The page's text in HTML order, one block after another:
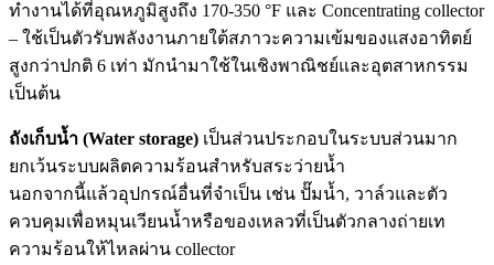
ทำงานได้ที่อุณหภูมิสูงถึง 170-350 °F และ Concentrating collector
– ใช้เป็นตัวรับพลังงานภายใต้สภาวะความเข้มของแสงอาทิตย์
สูงกว่าปกติ 6 เท่า มักนำมาใช้ในเชิงพาณิชย์และอุตสาหกรรม
เป็นต้น
ถังเก็บน้ำ (Water storage) เป็นส่วนประกอบในระบบส่วนมาก
ยกเว้นระบบผลิตความร้อนสำหรับสระว่ายน้ำ
นอกจากนี้แล้วอุปกรณ์อื่นที่จำเป็น เช่น ปั๊มน้ำ, วาล์วและตัว
ควบคุมเพื่อหมุนเวียนน้ำหรือของเหลวที่เป็นตัวกลางถ่ายเท
ความร้อนให้ไหลผ่าน collector